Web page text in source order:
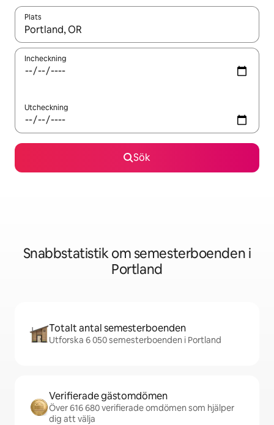
Plats
När resultaten är tillgängliga kan du navigera med upp- och
Incheckning
Utcheckning
Sök
Snabbstatistik om semesterboenden i
Portland
Totalt antal semesterboenden
Utforska 6 050 semesterboenden i Portland
Verifierade gästomdömen
Över 616 680 verifierade omdömen som hjälper
dig att välja